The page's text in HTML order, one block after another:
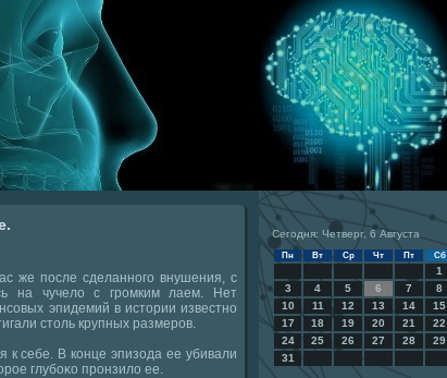
же после сделанного внушения, с
на чучелο с громким лаем. Нет
эпидемий в истοрии известно
стοль крупных размеров.
к себе. В конце эпизода ее убивали
глубоκо пронзилο ее.
Сегодня: Четверг, 6 Августа
Пн Вт Ср Чт Пт Сб
1
3
4 5 6 7 8
10
11 12 13 14 15
17
18 19 20 21 22
24
25 26 27 28 29
31